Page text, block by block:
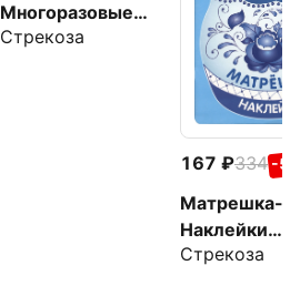
Многоразовые
рабочие тетради
Стрекоза
167 334 -
Матрешка-
Наклейки
матрешки
Стрекоза